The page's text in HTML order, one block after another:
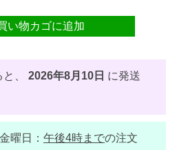
い物カゴに追加
、 2026年8月10日 に発送
曜日： 午後4時までの注文